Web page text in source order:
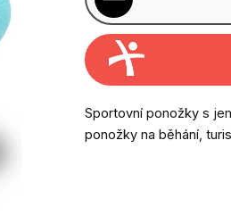
Sportovní ponožky s
ponožky na běhání,